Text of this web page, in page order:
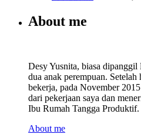
About me
Desy Yusnita, biasa dipanggil
dua anak perempuan.
bekerja, pada November
dari pekerjaan saya dan
Ibu Rumah Tangga Produktif.
About me